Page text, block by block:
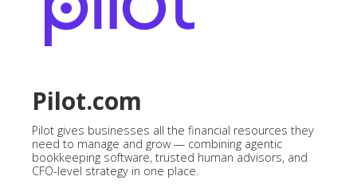
Pilot.com
Pilot gives businesses all the financial resources they
need to manage and grow — combining agentic
bookkeeping software, trusted human advisors, and
CFO-level strategy in one place.